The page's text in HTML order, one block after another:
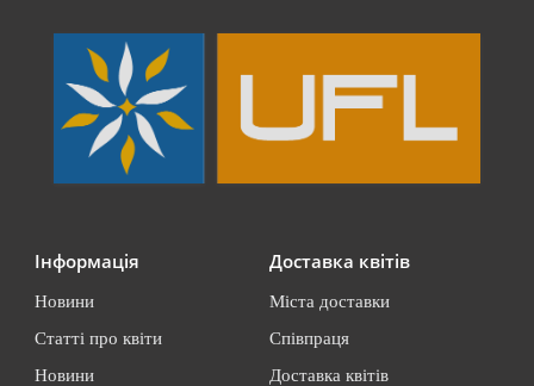
Інформація
Новини
Статті про квіти
Новини
Доставка квітів
Міста доставки
Співпраця
Доставка квітів